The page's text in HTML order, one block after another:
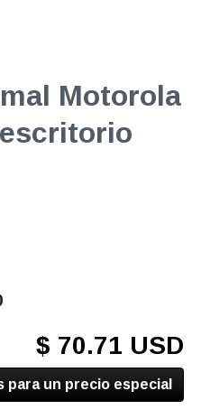
Motorola
$ 70.71 USD
para un precio especial